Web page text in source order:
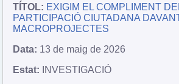
EXIGIM EL COMPLIMENT
PARTICIPACIÓ CIUTADANA
MACROPROJECTES
13 de maig de 2026
INVESTIGACIÓ